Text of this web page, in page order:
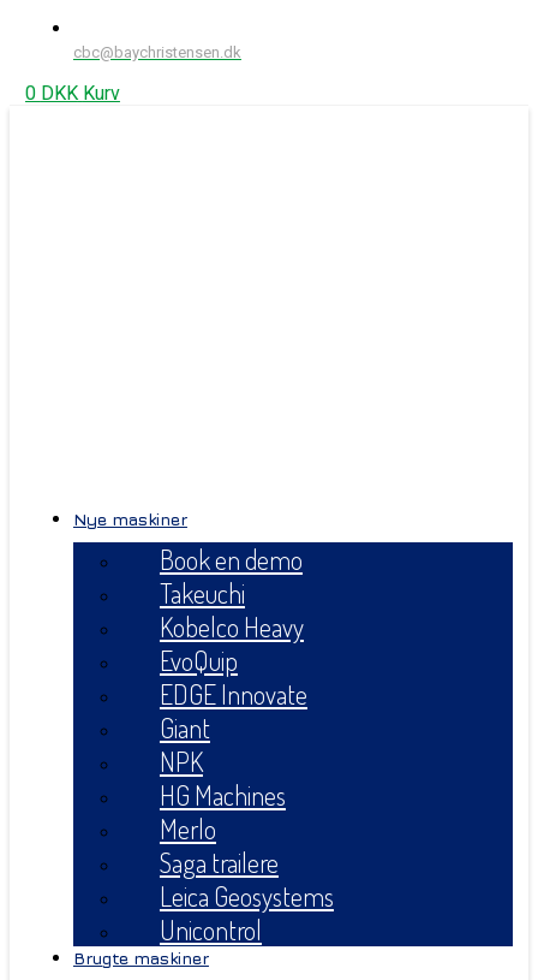
cbc@baychristensen.dk
0 DKK Kurv
Nye maskiner
Book en demo
Takeuchi
Kobelco Heavy
EvoQuip
EDGE Innovate
Giant
NPK
HG Machines
Merlo
Saga trailere
Leica Geosystems
Unicontrol
Brugte maskiner